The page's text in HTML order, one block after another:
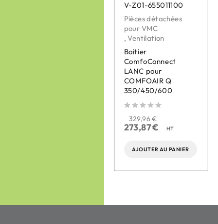
V-Z01-655011100
Pièces détachées
pour VMC
, Ventilation
Boitier
ComfoConnect
LANC pour
COMFOAIR Q
350/450/600
329,96€
273,87€ HT
AJOUTER AU PANIER